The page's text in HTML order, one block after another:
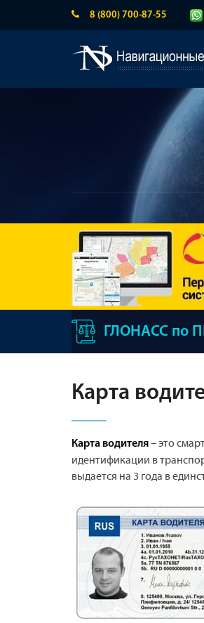
8 (800) 700-87-55
ГЛОНАСС по
Карта
Карта водителя– это
идентификации в
выдается на 3 года в